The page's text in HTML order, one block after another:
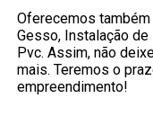
Oferecemos
Gesso, Instalação
Pvc. Assim, não
mais. Teremos o
empreendimento!